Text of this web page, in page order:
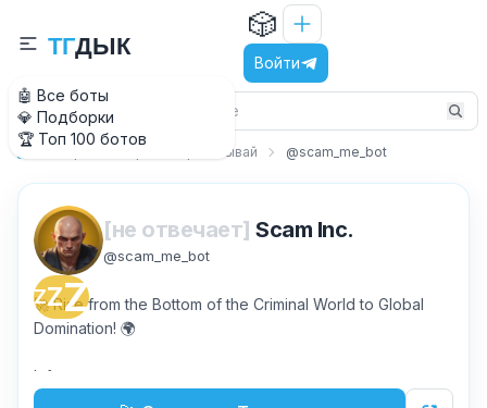
🤖 Все боты
💎 Подборки
🏆 Топ 100 ботов
ТГДЫК
🎲
Войти
Главная Играй и зарабатывай @scam_me_bot
ZZZ
[не отвечает] Scam Inc.
@scam_me_bot
🚀 Rise from the Bottom of the Criminal World to Global
Domination! 🌍
Info:
t.me